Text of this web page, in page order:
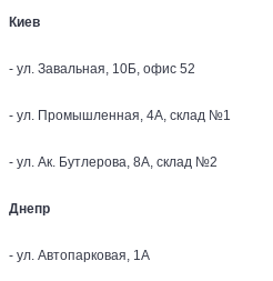
Киев
- ул. Завальная, 10Б, офис 52
- ул. Промышленная, 4А, склад №1
- ул. Ак. Бутлерова, 8А, склад №2
Днепр
- ул. Автопарковая, 1А